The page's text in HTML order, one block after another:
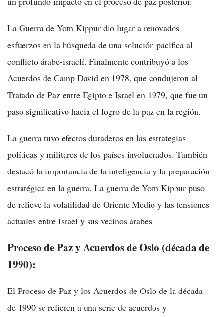
La Guerra de Yom Kippur dio lugar a renovados
esfuerzos en la búsqueda de una solución pacífica al
conflicto árabe-israelí. Finalmente contribuyó a los
Acuerdos de Camp David en 1978, que condujeron al
Tratado de Paz entre Egipto e Israel en 1979, que fue un
paso significativo hacia el logro de la paz en la región.
La guerra tuvo efectos duraderos en las estrategias
políticas y militares de los países involucrados. También
destacó la importancia de la inteligencia y la preparación
estratégica en la guerra. La guerra de Yom Kippur puso
de relieve la volatilidad de Oriente Medio y las tensiones
actuales entre Israel y sus vecinos árabes.
Proceso de Paz y Acuerdos de Oslo (década de
1990):
El Proceso de Paz y los Acuerdos de Oslo de la década
de 1990 se refieren a una serie de acuerdos y